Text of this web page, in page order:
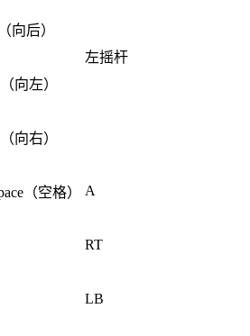
左摇杆
向后）
向左）
向右）
（空格） A
RT
LB